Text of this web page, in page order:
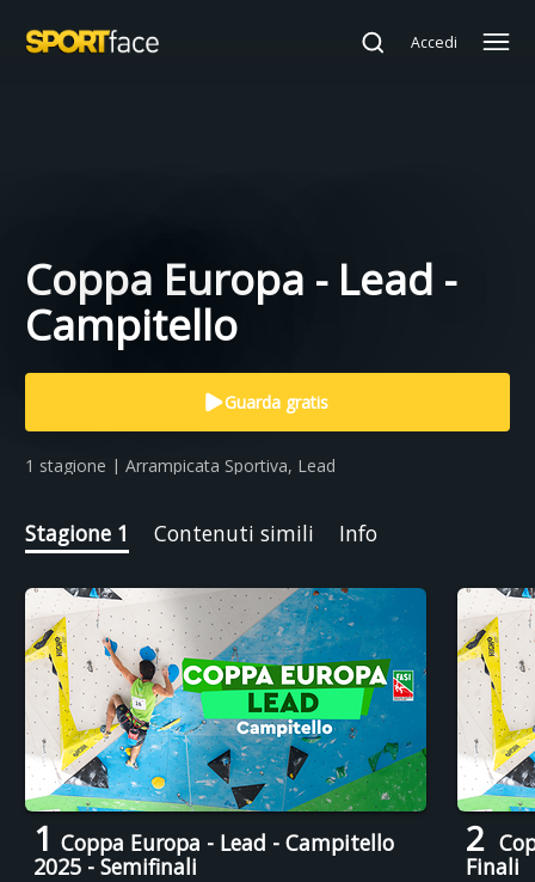
Accedi
Coppa Europa - Lead -
Campitello
Guarda gratis
1 stagione | Arrampicata Sportiva, Lead
Stagione 1 Contenuti simili Info
1 Coppa Europa - Lead - Campitello
2025 - Semifinali
2
Finali